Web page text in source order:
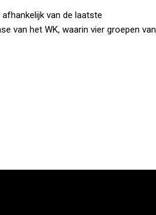
van de laatste
van het WK, waarin vier groepen van